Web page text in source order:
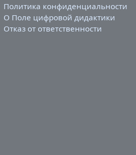
Политика конфиденциальности
О Поле цифровой дидактики
Отказ от ответственности